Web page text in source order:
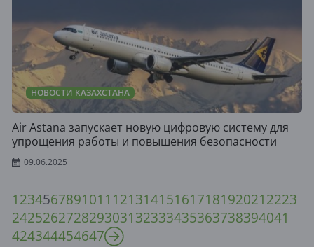
НОВОСТИ КАЗАХСТАНА
Air Astana запускает новую цифровую систему для
упрощения работы и повышения безопасности
09.06.2025
1234567891011 121314151617181920212223
242526272829303132333435363738394041
424344454647